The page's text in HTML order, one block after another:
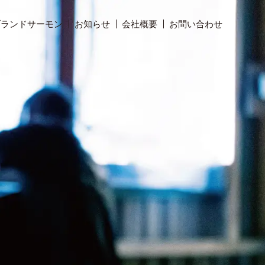
ンドサーモン お知らせ 会社概要 お問い合わせ